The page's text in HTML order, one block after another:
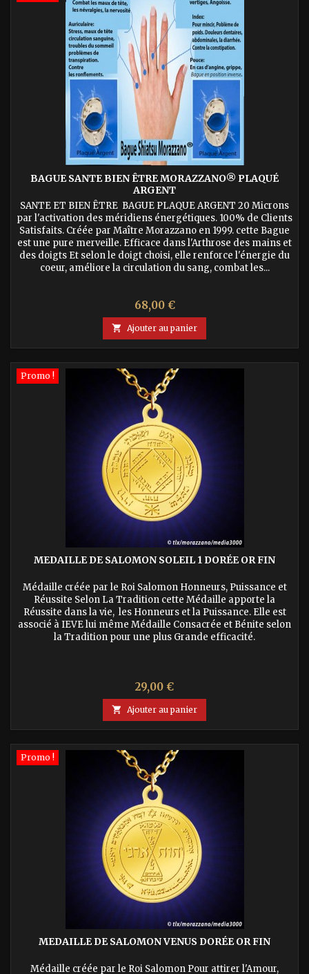
BAGUE SANTE BIEN ÊTRE MORAZZANO® PLAQUÉ
ARGENT
SANTE ET BIEN ÊTRE BAGUE PLAQUE ARGENT 20 Microns
par l'activation des méridiens énergétiques. 100% de Clients
Satisfaits. Créée par Maître Morazzano en 1999. cette Bague
est une pure merveille. Efficace dans l'Arthrose des mains et
des doigts Et selon le doigt choisi, elle renforce l'énergie du
coeur, améliore la circulation du sang, combat les...
Prix
68,00 €
 Ajouter au panier
Promo !
MEDAILLE DE SALOMON SOLEIL 1 DORÉE OR FIN
Médaille créée par le Roi Salomon Honneurs, Puissance et
Réussite Selon La Tradition cette Médaille apporte la
Réussite dans la vie, les Honneurs et la Puissance. Elle est
associé à IEVE lui même Médaille Consacrée et Bénite selon
la Tradition pour une plus Grande efficacité.
Prix
29,00 €
 Ajouter au panier
Promo !
MEDAILLE DE SALOMON VENUS DORÉE OR FIN
Médaille créée par le Roi Salomon Pour attirer l'Amour,